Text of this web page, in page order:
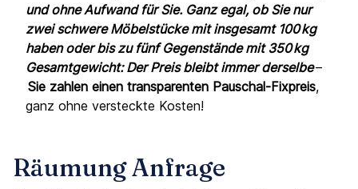
und ohne Aufwand für Sie. Ganz egal, ob Sie nur
zwei schwere Möbelstücke mit insgesamt 100 kg
haben oder bis zu fünf Gegenstände mit 350 kg
Gesamtgewicht: Der Preis bleibt immer derselbe–
Sie zahlen einen transparenten Pauschal-Fixpreis,
ganz ohne versteckte Kosten!
Räumung Anfrage